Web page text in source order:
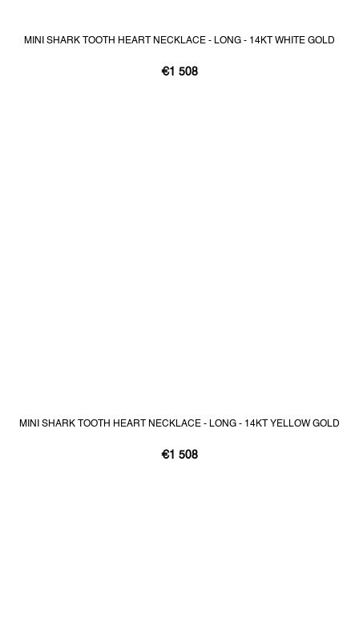
MINI SHARK TOOTH HEART NECKLACE - LONG - 14KT WHITE GOLD
€1 508
MINI SHARK TOOTH HEART NECKLACE - LONG - 14KT YELLOW GOLD
€1 508